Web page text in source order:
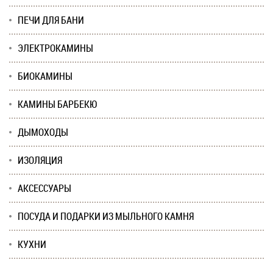
ПЕЧИ ДЛЯ БАНИ
ЭЛЕКТРОКАМИНЫ
БИОКАМИНЫ
КАМИНЫ БАРБЕКЮ
ДЫМОХОДЫ
ИЗОЛЯЦИЯ
АКСЕССУАРЫ
ПОСУДА И ПОДАРКИ ИЗ МЫЛЬНОГО КАМНЯ
КУХНИ